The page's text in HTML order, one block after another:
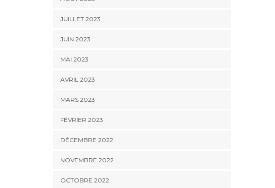
JUILLET 2023
JUIN 2023
MAI 2023
AVRIL 2023
MARS 2023
FÉVRIER 2023
DÉCEMBRE 2022
NOVEMBRE 2022
OCTOBRE 2022